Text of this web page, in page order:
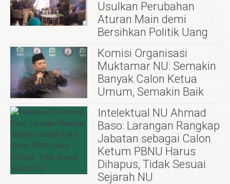
Usulkan Perubahan
Aturan Main demi
Bersihkan Politik Uang
Komisi Organisasi
Muktamar NU: Semakin
Banyak Calon Ketua
Umum, Semakin Baik
Intelektual NU Ahmad
Baso: Larangan Rangkap
Jabatan sebagai Calon
Ketum PBNU Harus
Dihapus, Tidak Sesuai
Sejarah NU